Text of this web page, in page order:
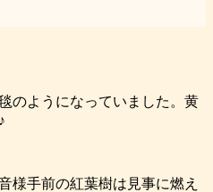
のようになっていました。黄
様手前の紅葉樹は見事に燃え